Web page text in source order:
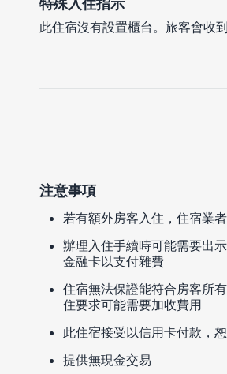
特殊入住指示
此住宿沒有設置櫃台。旅客會收
注意事項
若有額外房客入住，住宿業
辦理入住手續時可能需要出
金融卡以支付雜費
住宿無法保證能符合房客所
住要求可能需要加收費用
此住宿接受以信用卡付款，
提供無現金交易